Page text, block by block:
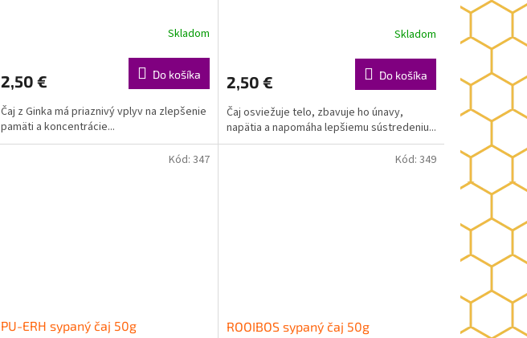
Skladom
2,50 € Do košíka
Čaj z Ginka má priaznivý vplyv na zlepšenie
pamäti a koncentrácie...
Skladom
2,50 € Do košíka
Čaj osviežuje telo, zbavuje ho únavy,
napätia a napomáha lepšiemu sústredeniu...
PU-ERH sypaný čaj 50g
Kód: 347
ROOIBOS sypaný čaj 50g
Kód: 349